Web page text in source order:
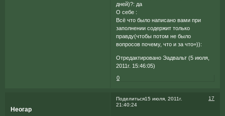
дней)?: да
О себе :
Всё что было написано вами при
заполнении содержит только
правду(чтобы потом не было
вопросов почему, что и за что=)):
Отредактировано Эадвальт (5 июля,
2011г. 15:46:05)
0
Поделиться 17
15 июля, 2011г.
21:40:24
Неогар